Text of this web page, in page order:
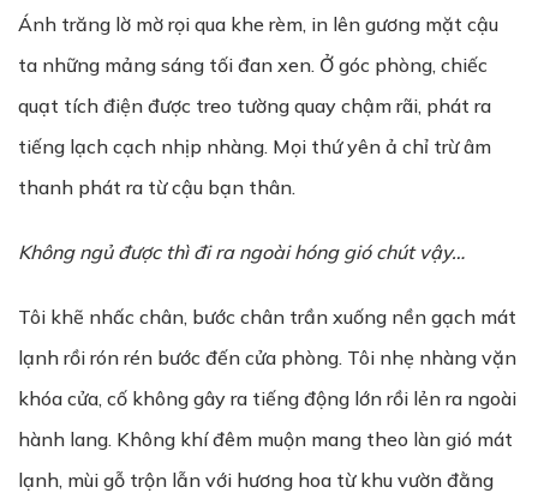
Ánh trăng lờ mờ rọi qua khe rèm, in lên gương mặt cậu
ta những mảng sáng tối đan xen. Ở góc phòng, chiếc
quạt tích điện được treo tường quay chậm rãi, phát ra
tiếng lạch cạch nhịp nhàng. Mọi thứ yên ả chỉ trừ âm
thanh phát ra từ cậu bạn thân.
Không ngủ được thì đi ra ngoài hóng gió chút vậy…
Tôi khẽ nhấc chân, bước chân trần xuống nền gạch mát
lạnh rồi rón rén bước đến cửa phòng. Tôi nhẹ nhàng vặn
khóa cửa, cố không gây ra tiếng động lớn rồi lẻn ra ngoài
hành lang. Không khí đêm muộn mang theo làn gió mát
lạnh, mùi gỗ trộn lẫn với hương hoa từ khu vườn đằng